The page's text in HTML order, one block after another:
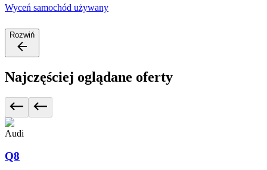
Wyceń samochód używany
Rozwiń
Najczęściej oglądane oferty
Audi
Q8